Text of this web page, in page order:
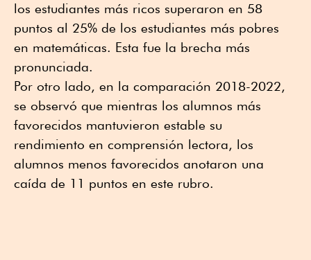
los estudiantes más ricos superaron en 58
puntos al 25% de los estudiantes más pobres
en matemáticas. Esta fue la brecha más
pronunciada.
Por otro lado, en la comparación 2018-2022,
se observó que mientras los alumnos más
favorecidos mantuvieron estable su
rendimiento en comprensión lectora, los
alumnos menos favorecidos anotaron una
caída de 11 puntos en este rubro.